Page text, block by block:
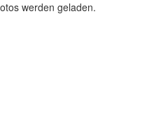
werden geladen.